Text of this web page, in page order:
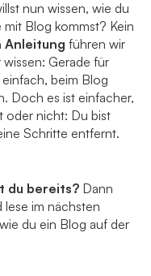
nun wissen, wie du
Blog kommst? Kein
Anleitung führen wir
Gerade für
beim Blog
Doch es ist einfacher,
oder nicht: Du bist
Schritte entfernt.
du bereits? Dann
im nächsten
du ein Blog auf der